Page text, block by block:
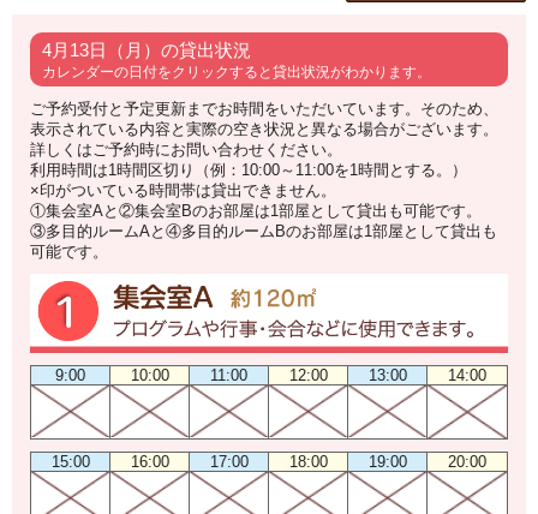
4月13日（月）の貸出状況
カレンダーの日付をクリックすると貸出状況がわかります。
ご予約受付と予定更新までお時間をいただいています。そのため、
表示されている内容と実際の空き状況と異なる場合がございます。
詳しくはご予約時にお問い合わせください。
利用時間は1時間区切り（例：10:00～11:00を1時間とする。）
×印がついている時間帯は貸出できません。
①集会室Aと②集会室Bのお部屋は1部屋として貸出も可能です。
③多目的ルームAと④多目的ルームBのお部屋は1部屋として貸出も
可能です。
9:00 10:00 11:00 12:00 13:00 14:00
15:00 16:00 17:00 18:00 19:00 20:00